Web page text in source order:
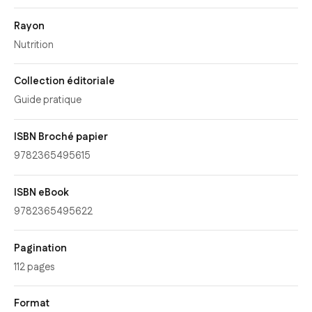
Rayon
Nutrition
Collection éditoriale
Guide pratique
ISBN Broché papier
9782365495615
ISBN eBook
9782365495622
Pagination
112 pages
Format